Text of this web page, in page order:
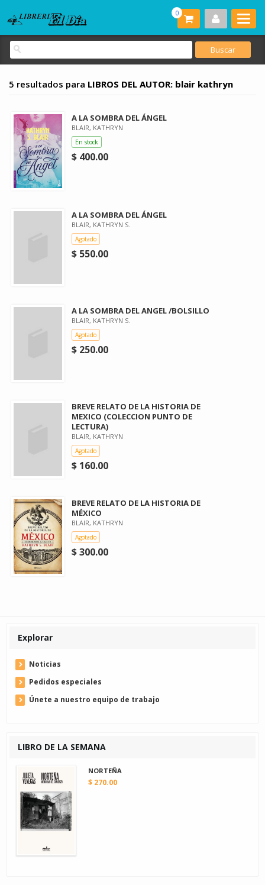
0
5 resultados para LIBROS DEL AUTOR: blair kathryn
A LA SOMBRA DEL ÁNGEL
BLAIR, KATHRYN
En stock
$ 400.00
A LA SOMBRA DEL ÁNGEL
BLAIR, KATHRYN S.
Agotado
$ 550.00
A LA SOMBRA DEL ANGEL /BOLSILLO
BLAIR, KATHRYN S.
Agotado
$ 250.00
BREVE RELATO DE LA HISTORIA DE
MEXICO (COLECCION PUNTO DE
LECTURA)
BLAIR, KATHRYN
Agotado
$ 160.00
BREVE RELATO DE LA HISTORIA DE
MÉXICO
BLAIR, KATHRYN
Agotado
$ 300.00
Explorar
Noticias
Pedidos especiales
Únete a nuestro equipo de trabajo
LIBRO DE LA SEMANA
NORTEÑA
$ 270.00